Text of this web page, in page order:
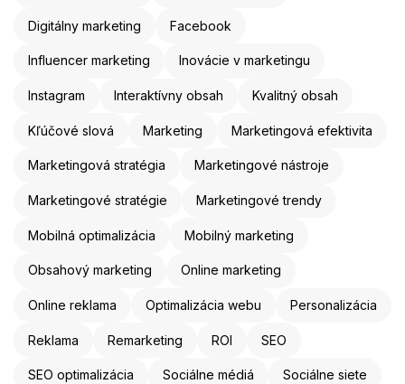
Digitálny marketing Facebook
Influencer marketing Inovácie v marketingu
Instagram Interaktívny obsah Kvalitný obsah
Kľúčové slová Marketing Marketingová efektivita
Marketingová stratégia Marketingové nástroje
Marketingové stratégie Marketingové trendy
Mobilná optimalizácia Mobilný marketing
Obsahový marketing Online marketing
Online reklama Optimalizácia webu Personalizácia
Reklama Remarketing ROI SEO
SEO optimalizácia Sociálne médiá Sociálne siete